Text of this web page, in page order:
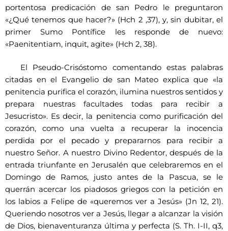
portentosa predicación de san Pedro le preguntaron
«¿Qué tenemos que hacer?» (Hch 2 ,37), y, sin dubitar, el
primer Sumo Pontífice les responde de nuevo:
«Paenitentiam, inquit, agite» (Hch 2, 38).
El Pseudo-Crisóstomo comentando estas palabras
citadas en el Evangelio de san Mateo explica que «la
penitencia purifica el corazón, ilumina nuestros sentidos y
prepara nuestras facultades todas para recibir a
Jesucristo». Es decir, la penitencia como purificación del
corazón, como una vuelta a recuperar la inocencia
perdida por el pecado y prepararnos para recibir a
nuestro Señor. A nuestro Divino Redentor, después de la
entrada triunfante en Jerusalén que celebraremos en el
Domingo de Ramos, justo antes de la Pascua, se le
querrán acercar los piadosos griegos con la petición en
los labios a Felipe de «queremos ver a Jesús» (Jn 12, 21).
Queriendo nosotros ver a Jesús, llegar a alcanzar la visión
de Dios, bienaventuranza última y perfecta (S. Th. I-II, q3,